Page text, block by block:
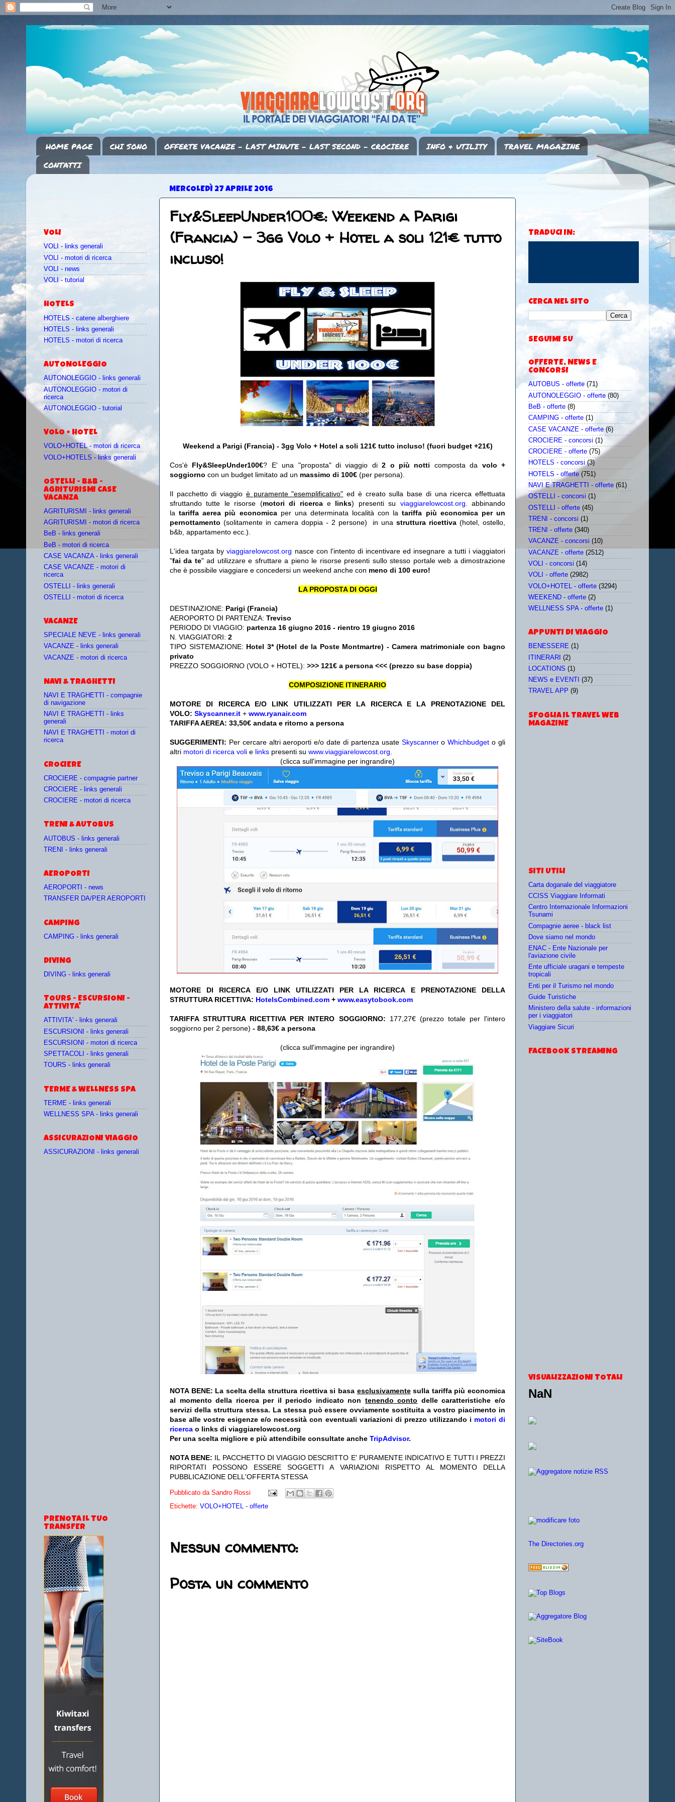
HOME PAGE CHI SONO OFFERTE VACANZE - LAST MINUTE - LAST SECOND - CROCIERE INFO & UTILITY
TRAVEL MAGAZINE
CONTATTI
MERCOLEDÌ 27 APRILE 2016
Fly&SleepUnder100€: Weekend a Parigi
(Francia) - 3gg Volo + Hotel a soli 121€ tutto
incluso!
Weekend a Parigi (Francia) - 3gg Volo + Hotel a soli 121€ tutto incluso! (fuori budget +21€)
Cos'è Fly&SleepUnder100€? E' una "proposta" di viaggio di2 o più notti composta da volo +
soggiorno con un budget limitato ad un massimo di 100€ (per persona).
Il pacchetto di viaggio è puramente "esemplificativo" ed è creato sulla base di una ricerca effettuata
sfruttando tutte le risorse (motori di ricerca e links) presenti su viaggiarelowcost.org . abbinando
la tariffa aerea più economicaper una determinata località con latariffa più economica per un
pernottamento (solitamente in camera doppia - 2 persone) in unastruttura ricettiva (hotel, ostello,
b&b, appartamento ecc.).
L'idea targata byviaggiarelowcost.org nasce con l'intento di incentivare ed insegnare a tutti i viaggiatori
"fai da te" ad utilizzare e sfruttare a pieno le risorse presenti sullo stesso portale web a dimostrazione
che è possibile viaggiare e concedersi un weekend anche con meno di 100 euro!
LA PROPOSTA DI OGGI
DESTINAZIONE: Parigi (Francia)
AEROPORTO DI PARTENZA: Treviso
PERIODO DI VIAGGIO: partenza 16 giugno 2016 - rientro 19 giugno 2016
N. VIAGGIATORI: 2
TIPO SISTEMAZIONE: Hotel 3* (Hotel de la Poste Montmartre) - Camera matrimoniale con bagno
privato
PREZZO SOGGIORNO (VOLO + HOTEL): >>> 121€ a persona <<< (prezzo su base doppia)
COMPOSIZIONE ITINERARIO
MOTORE DI RICERCA E/O LINK UTILIZZATI PER LA RICERCA E LA PRENOTAZIONE DEL
VOLO: Skyscanner.it + www.ryanair.com
TARIFFA AEREA: 33,50€ andata e ritorno a persona
SUGGERIMENTI: Per cercare altri aeroporti e/o date di partenza usate SkyscanneroWhichbudget o gli
altri motori di ricerca voli e links presenti su www.viaggiarelowcost.org
(clicca sull'immagine per ingrandire)
MOTORE DI RICERCA E/O LINK UTILIZZATI PER LA RICERCA E PRENOTAZIONE DELLA
STRUTTURA RICETTIVA: HotelsCombined.com + www.easytobook.com
TARIFFA STRUTTURA RICETTIVA PER INTERO SOGGIORNO: 177,27€ (prezzo totale per l'intero
soggiorno per 2 persone) - 88,63€ a persona
(clicca sull'immagine per ingrandire)
NOTA BENE: La scelta della struttura ricettiva si basa esclusivamentesulla tariffa più economica
al momento della ricerca per il periodo indicato non tenendo conto delle caratteristiche e/o
servizi della struttura stessa. La stessa può essere ovviamente sostituita a vostro piacimento in
base alle vostre esigenze e/o necessità con eventuali variazioni di prezzo utilizzando i motori di
ricerca o links di viaggiarelowcost.org
Per una scelta migliore e più attendibile consultate anche TripAdvisor.
NOTA BENE: IL PACCHETTO DI VIAGGIO DESCRITTO E' PURAMENTE INDICATIVO E TUTTI I PREZZI
RIPORTATI POSSONO ESSERE SOGGETTI A VARIAZIONI RISPETTO AL MOMENTO DELLA
PUBBLICAZIONE DELL'OFFERTA STESSA
Pubblicato da Sandro Rossi
Etichette: VOLO+HOTEL - offerte
Nessun commento:
Posta un commento
VOLI
VOLI - links generali
VOLI - motori di ricerca
VOLI - news
VOLI - tutorial
HOTELS
HOTELS - catene alberghiere
HOTELS - links generali
HOTELS - motori di ricerca
AUTONOLEGGIO
AUTONOLEGGIO - links generali
AUTONOLEGGIO - motori di
ricerca
AUTONOLEGGIO - tutorial
VOLO + HOTEL
VOLO+HOTEL - motori di ricerca
VOLO+HOTELS - links generali
OSTELLI - B&B -
AGRITURISMI CASE
VACANZA
AGRITURISMI - links generali
AGRITURISMI - motori di ricerca
BeB - links generali
BeB - motori di ricerca
CASE VACANZA - links generali
CASE VACANZE - motori di
ricerca
OSTELLI - links generali
OSTELLI - motori di ricerca
VACANZE
SPECIALE NEVE - links generali
VACANZE - links generali
VACANZE - motori di ricerca
NAVI & TRAGHETTI
NAVI E TRAGHETTI - compagnie
di navigazione
NAVI E TRAGHETTI - links
generali
NAVI E TRAGHETTI - motori di
ricerca
CROCIERE
CROCIERE - compagnie partner
CROCIERE - links generali
CROCIERE - motori di ricerca
TRENI & AUTOBUS
AUTOBUS - links generali
TRENI - links generali
AEROPORTI
AEROPORTI - news
TRANSFER DA/PER AEROPORTI
CAMPING
CAMPING - links generali
DIVING
DIVING - links generali
TOURS - ESCURSIONI -
ATTIVITA'
ATTIVITA' - links generali
ESCURSIONI - links generali
ESCURSIONI - motori di ricerca
SPETTACOLI - links generali
TOURS - links generali
TERME & WELLNESS SPA
TERME - links generali
WELLNESS SPA - links generali
ASSICURAZIONI VIAGGIO
ASSICURAZIONI - links generali
PRENOTA IL TUO
TRANSFER
TRADUCI IN:
CERCA NEL SITO
SEGUIMI SU
OFFERTE, NEWS E
CONCORSI
AUTOBUS - offerte (71)
AUTONOLEGGIO - offerte (80)
BeB - offerte (8)
CAMPING - offerte (1)
CASE VACANZE - offerte (6)
CROCIERE - concorsi (1)
CROCIERE - offerte (75)
HOTELS - concorsi (3)
HOTELS - offerte (751)
NAVI E TRAGHETTI - offerte (61)
OSTELLI - concorsi (1)
OSTELLI - offerte (45)
TRENI - concorsi (1)
TRENI - offerte (340)
VACANZE - concorsi (10)
VACANZE - offerte (2512)
VOLI - concorsi (14)
VOLI - offerte (2982)
VOLO+HOTEL - offerte (3294)
WEEKEND - offerte (2)
WELLNESS SPA - offerte (1)
APPUNTI DI VIAGGIO
BENESSERE (1)
ITINERARI (2)
LOCATIONS (1)
NEWS e EVENTI
(37)
TRAVEL APP (9)
SFOGLIA IL TRAVEL WEB
MAGAZINE
SITI UTILI
Carta doganale del viaggiatore
CCISS Viaggiare Informati
Centro Internazionale Informazioni
Tsunami
Compagnie aeree - black list
Dove siamo nel mondo
ENAC - Ente Nazionale per
l'aviazione civile
Ente ufficiale uragani e tempeste
tropicali
Enti per il Turismo nel mondo
Guide Turistiche
Ministero della salute - informazioni
per i viaggiatori
Viaggiare Sicuri
FACEBOOK STREAMING
VISUALIZZAZIONI TOTALI
NaN
The Directories.org